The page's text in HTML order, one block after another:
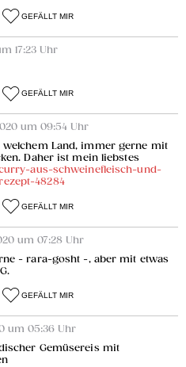
GEFÄLLT MIR
17:23 Uhr
GEFÄLLT MIR
um 09:54 Uhr
welchem Land, immer gerne mit
Daher ist mein liebstes
aus-schweinefleisch-und-
48284
GEFÄLLT MIR
um 07:28 Uhr
- rara-gosht -, aber mit etwas
GEFÄLLT MIR
um 05:36 Uhr
Gemüsereis mit